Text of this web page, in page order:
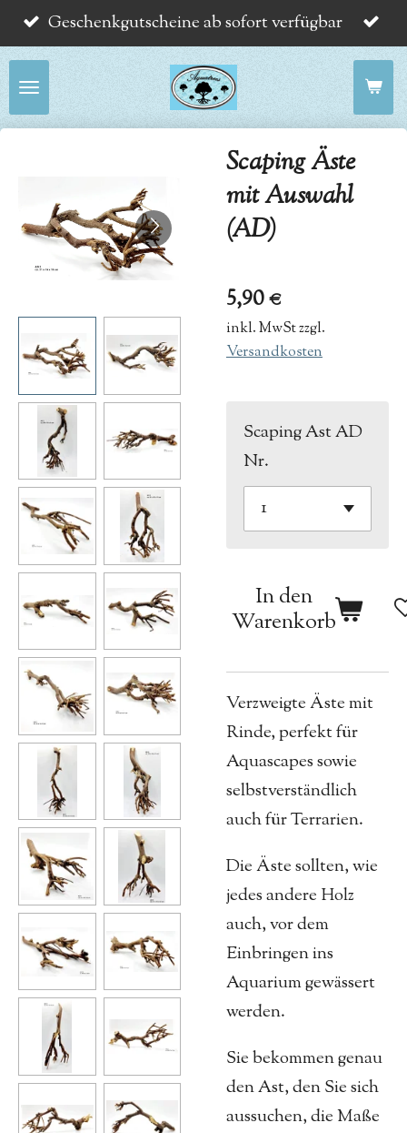
Zum
Hauptinhalt
springen
Geschenkgutscheine ab sofort verfügbar
Scaping Äste
mit Auswahl
(AD)
5,90 €
inkl. MwSt zzgl.
Versandkosten
Scaping Ast AD
Nr.
In den
Warenkorb
Verzweigte Äste mit
Rinde, perfekt für
Aquascapes sowie
selbstverständlich
auch für Terrarien.
Die Äste sollten, wie
jedes andere Holz
auch, vor dem
Einbringen ins
Aquarium gewässert
werden.
Sie bekommen genau
den Ast, den Sie sich
aussuchen, die Maße